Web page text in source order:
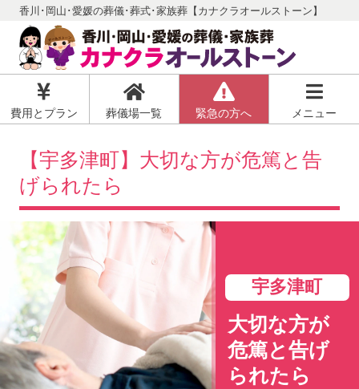
香川･岡山･愛媛の葬儀･葬式･家族葬【カナクラオールストーン】
費用とプラン 葬儀場一覧 緊急の方へ メニュー
【宇多津町】大切な方が危篤と告
げられたら
宇多津町
大切な方が
危篤と告げ
られたら